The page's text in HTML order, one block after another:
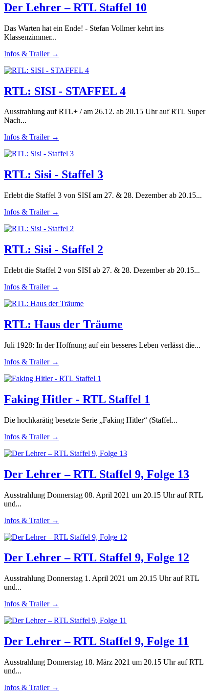
Der Lehrer – RTL Staffel 10
Das Warten hat ein Ende! - Stefan Vollmer kehrt ins
Klassenzimmer...
Infos & Trailer →
RTL: SISI - STAFFEL 4
Ausstrahlung auf RTL+ / am 26.12. ab 20.15 Uhr auf RTL Super
Nach...
Infos & Trailer →
RTL: Sisi - Staffel 3
Erlebt die Staffel 3 von SISI am 27. & 28. Dezember ab 20.15...
Infos & Trailer →
RTL: Sisi - Staffel 2
Erlebt die Staffel 2 von SISI ab 27. & 28. Dezember ab 20.15...
Infos & Trailer →
RTL: Haus der Träume
Juli 1928: In der Hoffnung auf ein besseres Leben verlässt die...
Infos & Trailer →
Faking Hitler - RTL Staffel 1
Die hochkarätig besetzte Serie „Faking Hitler“ (Staffel...
Infos & Trailer →
Der Lehrer – RTL Staffel 9, Folge 13
Ausstrahlung Donnerstag 08. April 2021 um 20.15 Uhr auf RTL
und...
Infos & Trailer →
Der Lehrer – RTL Staffel 9, Folge 12
Ausstrahlung Donnerstag 1. April 2021 um 20.15 Uhr auf RTL
und...
Infos & Trailer →
Der Lehrer – RTL Staffel 9, Folge 11
Ausstrahlung Donnerstag 18. März 2021 um 20.15 Uhr auf RTL
und...
Infos & Trailer →